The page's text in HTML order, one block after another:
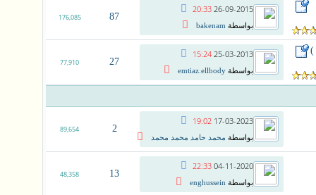
26-09-2015
20:33
بواسطة bakenam
87
176,085
)
25-03-2013
15:24
بواسطة emtiaz.ellbody
27
77,910
17-03-2023
19:02
بواسطة محمد حامد محمد محمد
2
89,654
04-11-2020
22:33
بواسطة enghussein
13
48,358